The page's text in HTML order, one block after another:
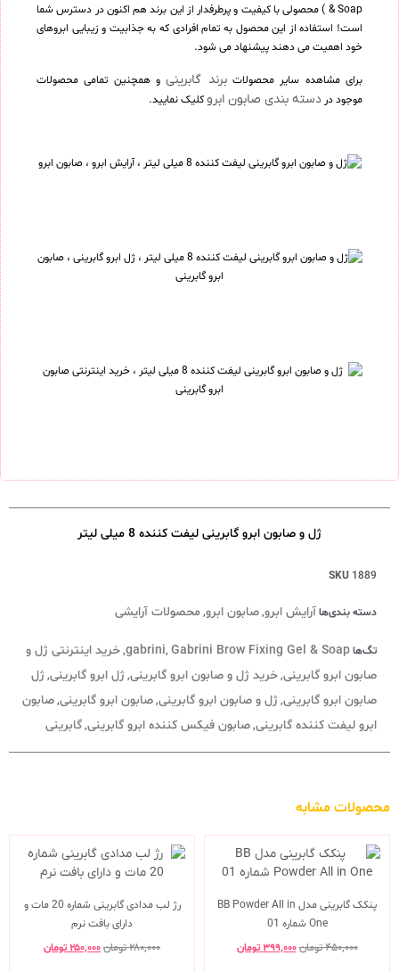
& Soap ) محصولی با کیفیت و پرطرفدار از این برند هم اکنون در دسترس شما
است! استفاده از این محصول به تمام افرادی که به جذابیت و زیبایی ابروهای
خود اهمیت می دهند پیشنهاد می شود.
برای مشاهده سایر محصولاتبرند گابرینیو همچنین تمامی محصولات
موجود در دسته بندی صابون ابروکلیک نمایید.
ژل و صابون ابرو گابرینی لیفت کننده 8 میلی لیتر
SKU 1889
دسته بندی‌هاآرایش ابرو,صابون ابرو,محصولات آرایشی
تگ‌ها gabrini, Gabrini Brow Fixing Gel & Soap
,خرید اینترنتی ژل و
صابون ابرو گابرینی,خرید ژل و صابون ابرو گابرینی, ژل ابرو گابرینی, ژل
صابون ابرو گابرینی, ژل و صابون ابرو گابرینی,صابون ابرو گابرینی,صابون
ابرو لیفت کننده گابرینی,صابون فیکس کننده ابرو گابرینی,گابرینی
محصولات مشابه
پنکک گابرینی مدل BB Powder All in
One شماره 01
۴۵۰,۰۰۰تومان۳۹۹,۰۰۰ تومان
رژ لب مدادی گابرینی شماره 20 مات و
دارای بافت نرم
۲۸۰,۰۰۰تومان۲۵۰,۰۰۰تومان